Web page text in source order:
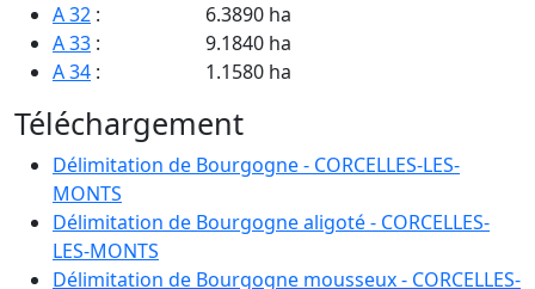
A 32 :
6.3890 ha
A 33 :
9.1840 ha
A 34 :
1.1580 ha
A 36:
3.0000 ha
A 37:
6.0000 ha
A 38:
A 39:
2.7150 ha
A 40 :
A 41:
3.2140 ha
Téléchargement
Délimitation de Bourgogne - CORCELLES-LES-
MONTS
Délimitation de Bourgogne aligoté - CORCELLES-
LES-MONTS
Délimitation de Bourgogne mousseux - CORCELLES-